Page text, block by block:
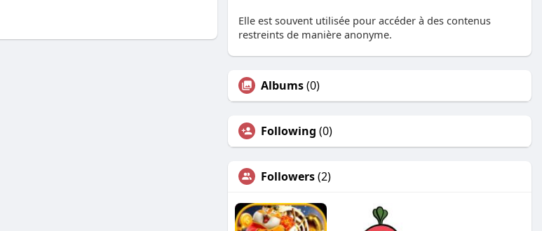
Elle est souvent utilisée pour accéder à des contenus
restreints de manière anonyme.
Albums(0)
Following (0)
Followers(2)